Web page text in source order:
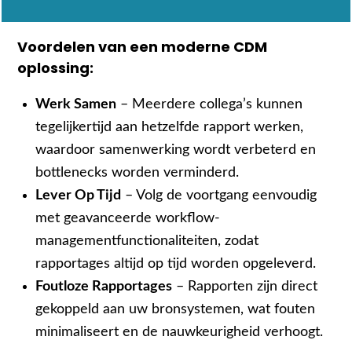
Voordelen van een moderne CDM
oplossing:
Werk Samen– Meerdere collega’s kunnen
tegelijkertijd aan hetzelfde rapport werken,
waardoor samenwerking wordt verbeterd en
bottlenecks worden verminderd.
Lever Op Tijd – Volg de voortgang eenvoudig
met geavanceerde workflow-
managementfunctionaliteiten, zodat
rapportages altijd op tijd worden opgeleverd.
Foutloze Rapportages– Rapporten zijn direct
gekoppeld aan uw bronsystemen, wat fouten
minimaliseert en de nauwkeurigheid verhoogt.